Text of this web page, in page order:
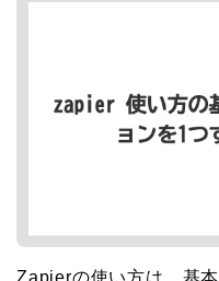
Zapierの使い方は、基